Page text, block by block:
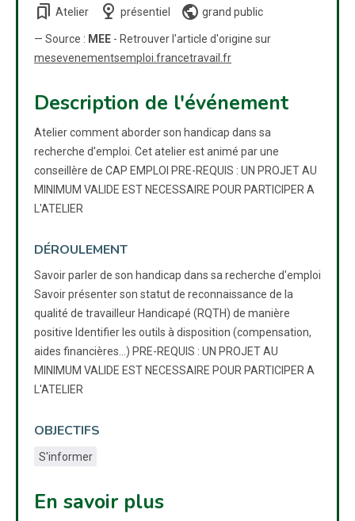
bookmarks Atelier nest_cam_indoor présentiel public grand public
— Source : MEE - Retrouver l'article d'origine sur
mesevenementsemploi.francetravail.fr
Description de l'événement
Atelier comment aborder son handicap dans sa
recherche d'emploi. Cet atelier est animé par une
conseillère de CAP EMPLOI PRE-REQUIS : UN PROJET AU
MINIMUM VALIDE EST NECESSAIRE POUR PARTICIPER A
L'ATELIER
DÉROULEMENT
Savoir parler de son handicap dans sa recherche d'emploi
Savoir présenter son statut de reconnaissance de la
qualité de travailleur Handicapé (RQTH) de manière
positive Identifier les outils à disposition (compensation,
aides financières...) PRE-REQUIS : UN PROJET AU
MINIMUM VALIDE EST NECESSAIRE POUR PARTICIPER A
L'ATELIER
OBJECTIFS
S'informer
En savoir plus